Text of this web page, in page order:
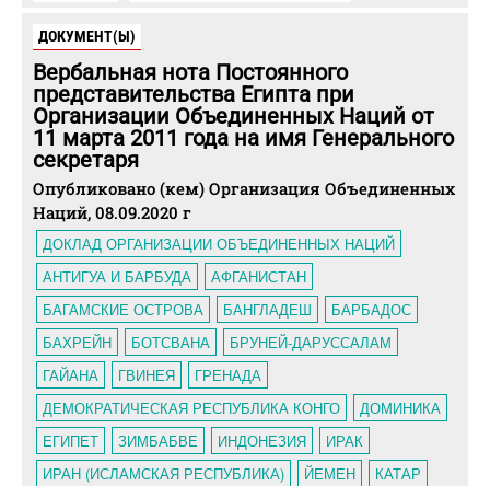
ДОКУМЕНТ(Ы)
Вербальная нота Постоянного
представительства Египта при
Организации Объединенных Наций от
11 марта 2011 года на имя Генерального
секретаря
Опубликовано (кем) Организация Объединенных
Наций, 08.09.2020 г
ДОКЛАД ОРГАНИЗАЦИИ ОБЪЕДИНЕННЫХ НАЦИЙ
АНТИГУА И БАРБУДА
АФГАНИСТАН
БАГАМСКИЕ ОСТРОВА
БАНГЛАДЕШ
БАРБАДОС
БАХРЕЙН
БОТСВАНА
БРУНЕЙ-ДАРУССАЛАМ
ГАЙАНА
ГВИНЕЯ
ГРЕНАДА
ДЕМОКРАТИЧЕСКАЯ РЕСПУБЛИКА КОНГО
ДОМИНИКА
ЕГИПЕТ
ЗИМБАБВЕ ИНДОНЕЗИЯ
ИРАК
ИРАН (ИСЛАМСКАЯ РЕСПУБЛИКА)
ЙЕМЕН
КАТАР